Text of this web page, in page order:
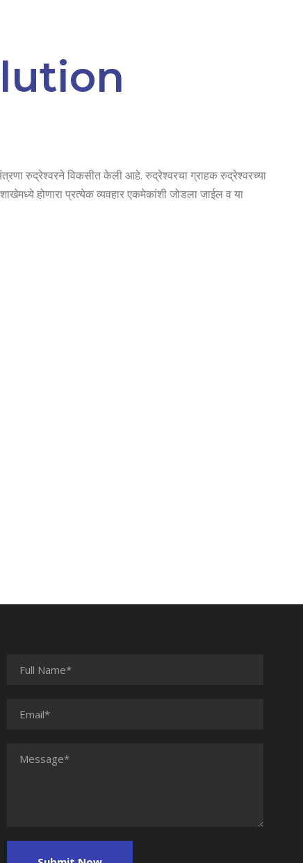
रुद्रेश्वरने विकसीत केली आहे. रुद्रेश्वरचा ग्राहक रुद्रेश्वरच्या
होणारा प्रत्येक व्यवहार एकमेकांशी जोडला जाईल व या